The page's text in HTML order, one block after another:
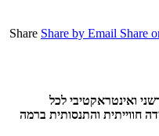
Share Share by Email Share
ואינטראקטיבי לכל
חווייתית והתנסותית ברמה